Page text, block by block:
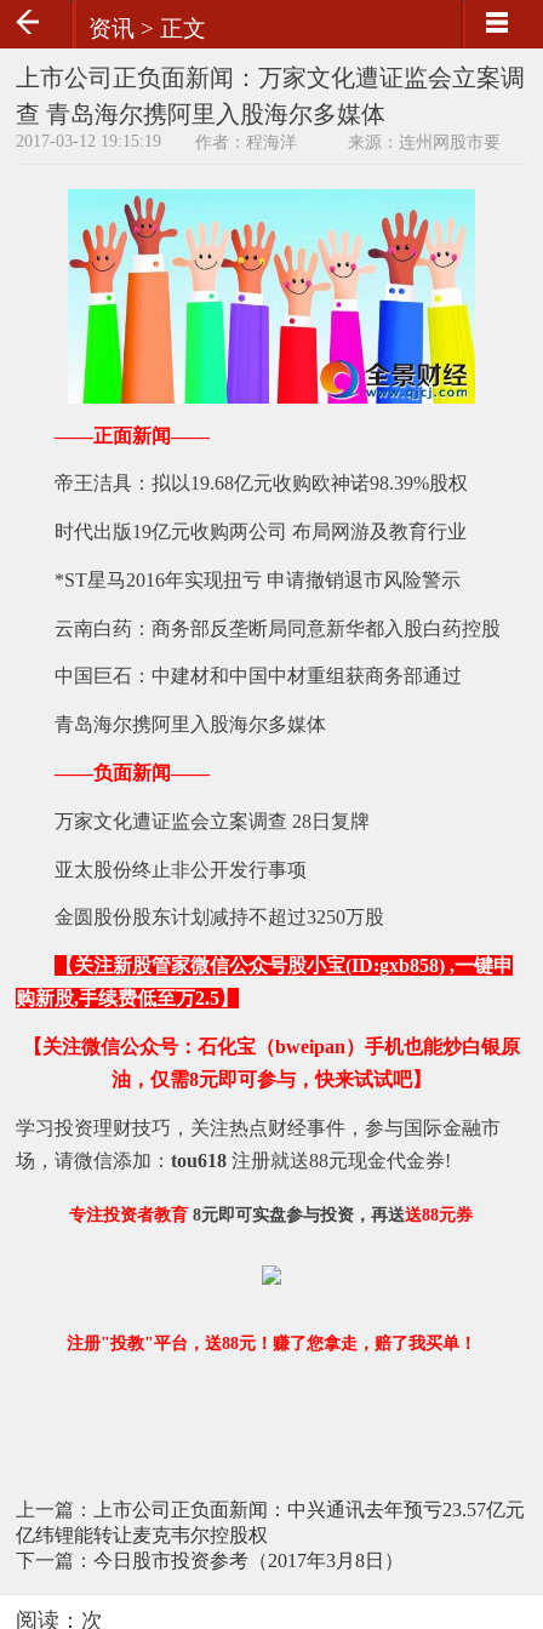
资讯 > 正文
上市公司正负面新闻：万家文化遭证监会立案调
查 青岛海尔携阿里入股海尔多媒体
2017-03-12 19:15:19 作者：程海洋
来源：连州网股市要
——正面新闻——
帝王洁具：拟以19.68亿元收购欧神诺98.39%股权
时代出版19亿元收购两公司 布局网游及教育行业
*ST星马2016年实现扭亏 申请撤销退市风险警示
云南白药：商务部反垄断局同意新华都入股白药控股
中国巨石：中建材和中国中材重组获商务部通过
青岛海尔携阿里入股海尔多媒体
——负面新闻——
万家文化遭证监会立案调查 28日复牌
亚太股份终止非公开发行事项
金圆股份股东计划减持不超过3250万股
【关注新股管家微信公众号股小宝(ID:gxb858) ,一键申
购新股,手续费低至万2.5】
【关注微信公众号：石化宝（bweipan）手机也能炒白银原
油，仅需8元即可参与，快来试试吧】
学习投资理财技巧，关注热点财经事件，参与国际金融市
场，请微信添加：tou618 注册就送88元现金代金券!
专注投资者教育 8元即可实盘参与投资，再送送88元券
注册"投教"平台，送88元！赚了您拿走，赔了我买单！
上一篇：
上市公司正负面新闻：中兴通讯去年预亏23.57亿元
亿纬锂能转让麦克韦尔控股权
下一篇：今日股市投资参考（2017年3月8日）
阅读： 次